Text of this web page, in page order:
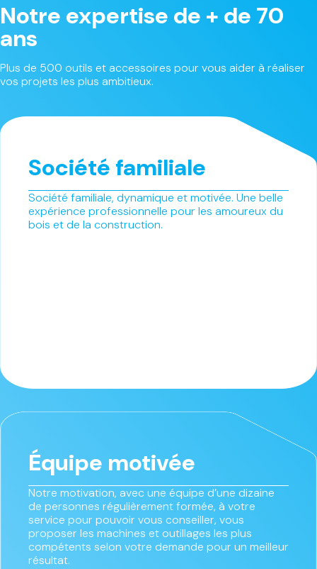
Notre expertise de + de 70
ans
Plus de 500 outils et accessoires pour vous aider à réaliser
vos projets les plus ambitieux.
Société familiale
Société familiale, dynamique et motivée. Une belle
expérience professionnelle pour les amoureux du
bois et de la construction.
Équipe motivée
Notre motivation, avec une équipe d’une dizaine
de personnes régulièrement formée, à votre
service pour pouvoir vous conseiller, vous
proposer les machines et outillages les plus
compétents selon votre demande pour un meilleur
résultat.